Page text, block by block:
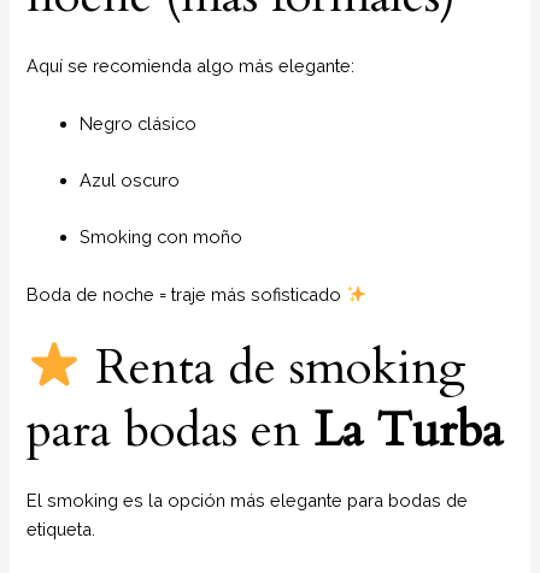
Aquí se recomienda algo más elegante:
Negro clásico
Azul oscuro
Smoking con moño
Boda de noche = traje más sofisticado
Renta de smoking
para bodas en La Turba
El smoking es la opción más elegante para bodas de
etiqueta.